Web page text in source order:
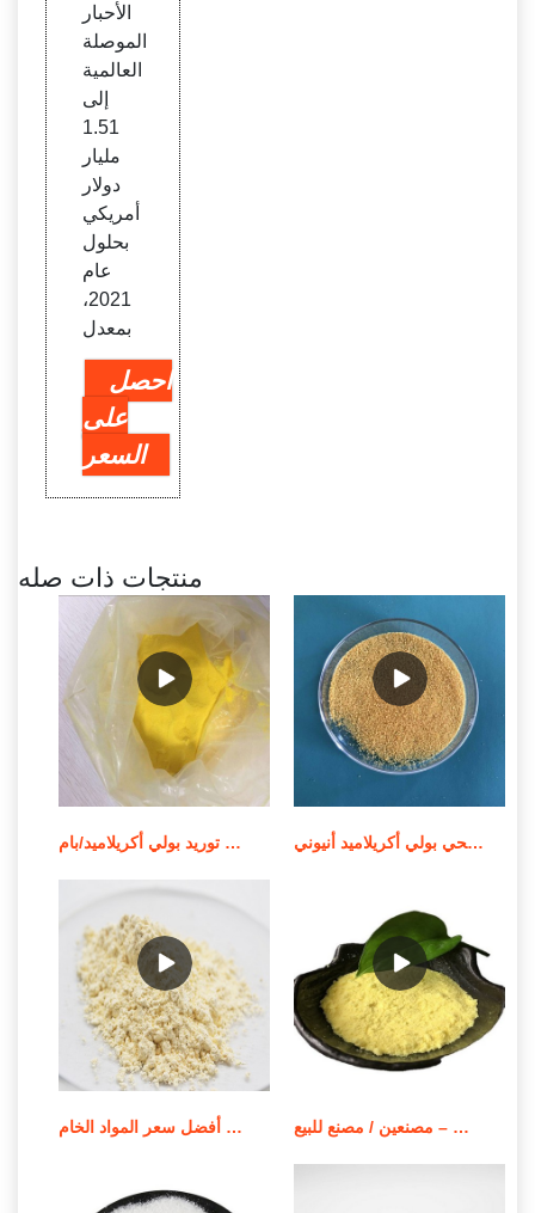
الأحبار
الموصلة
العالمية
إلى
1.51
مليار
دولار
أمريكي
بحلول
عام
2021،
بمعدل
احصل
على
السعر
منتجات ذات صله
توريد بولي أكريلاميد/بام MSDS لمعالجة المياه في الصين الشركة المصنعة للمواد الكيميائية لمعالجة مياه الصرف الصحي بولي أكريلاميد أنيوني
أفضل سعر المواد الخام apam/مسحوق بولي أكريلاميد أنيوني بوليمر بولي أكريلاميد قابل للذوبان في الزيت – مصنعين / مصنع للبيع